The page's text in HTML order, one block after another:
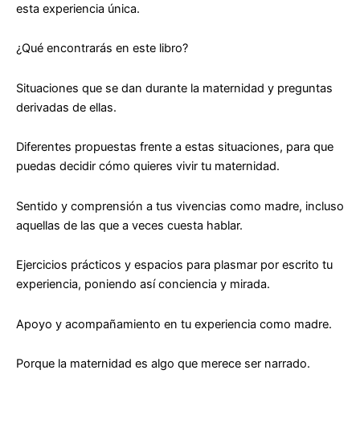
esta experiencia única.
¿Qué encontrarás en este libro?
Situaciones que se dan durante la maternidad y preguntas
derivadas de ellas.
Diferentes propuestas frente a estas situaciones, para que
puedas decidir cómo quieres vivir tu maternidad.
Sentido y comprensión a tus vivencias como madre, incluso
aquellas de las que a veces cuesta hablar.
Ejercicios prácticos y espacios para plasmar por escrito tu
experiencia, poniendo así conciencia y mirada.
Apoyo y acompañamiento en tu experiencia como madre.
Porque la maternidad es algo que merece ser narrado.